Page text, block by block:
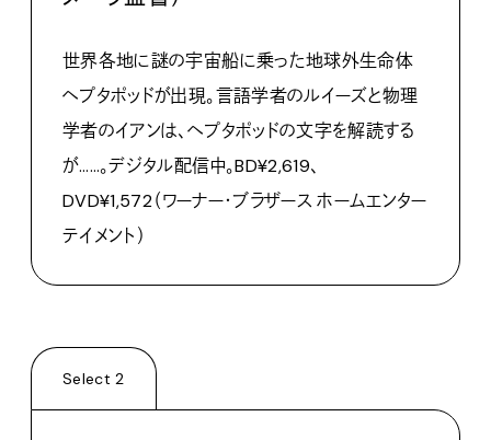
世界各地に謎の宇宙船に乗った地球外生命体
ヘプタポッドが出現。言語学者のルイーズと物理
学者のイアンは、ヘプタポッドの文字を解読する
が……。デジタル配信中。BD¥2,619、
DVD¥1,572（ワーナー・ブラザース ホームエンター
テイメント）
Select 2